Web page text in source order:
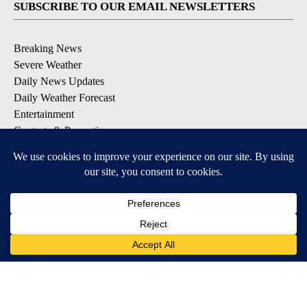
SUBSCRIBE TO OUR EMAIL NEWSLETTERS
Breaking News
Severe Weather
Daily News Updates
Daily Weather Forecast
Entertainment
Contests & Promotions
DOWNLOAD OUR APPS
Available for iOS and Android